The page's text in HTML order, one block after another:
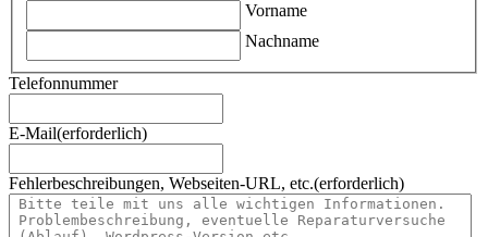
Vorname
Nachname
Telefonnummer
E-Mail(erforderlich)
Fehlerbeschreibungen, Webseiten-URL, etc.(erforderlich)